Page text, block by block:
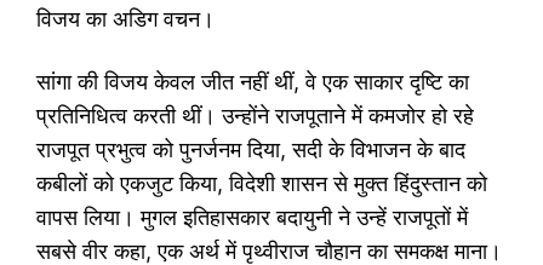
विजय का अडिग वचन।
सांगा की विजय केवल जीत नहीं थीं, वे एक साकार दृष्टि का
प्रतिनिधित्व करती थीं। उन्होंने राजपूताने में कमजोर हो रहे
राजपूत प्रभुत्व को पुनर्जनम दिया, सदी के विभाजन के बाद
कबीलों को एकजुट किया, विदेशी शासन से मुक्त हिंदुस्तान को
वापस लिया। मुगल इतिहासकार बदायुनी ने उन्हें राजपूतों में
सबसे वीर कहा, एक अर्थ में पृथ्वीराज चौहान का समकक्ष माना।